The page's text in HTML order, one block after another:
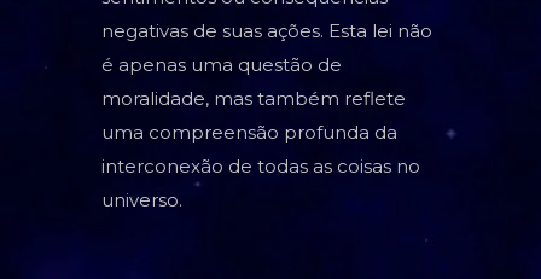
negativas de suas ações. Esta lei não
é apenas uma questão de
moralidade, mas também reflete
uma compreensão profunda da
interconexão de todas as coisas no
universo.